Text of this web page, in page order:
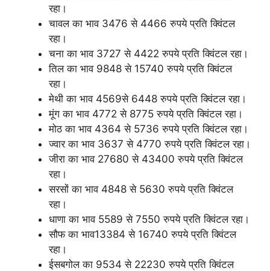
रहा।
चावल का भाव 3476 से 4466 रुपये प्रति क्विंटल
रहा।
चना का भाव 3727 से 4422 रुपये प्रति क्विंटल रहा।
तिल का भाव 9848 से 15740 रुपये प्रति क्विंटल
रहा।
मेथी का भाव 4569से 6448 रुपये प्रति क्विंटल रहा।
मूंग का भाव 4772 से 8775 रुपये प्रति क्विंटल रहा।
मोठ का भाव 4364 से 5736 रुपये प्रति क्विंटल रहा।
ज्वार का भाव 3637 से 4770 रुपये प्रति क्विंटल रहा।
जीरा का भाव 27680 से 43400 रुपये प्रति क्विंटल
रहा।
सरसों का भाव 4848 से 5630 रुपये प्रति क्विंटल
रहा।
धाणा का भाव 5589 से 7550 रुपये प्रति क्विंटल रहा।
सौफ का भाव13384 से 16740 रुपये प्रति क्विंटल
रहा।
ईसबगोल का 9534 से 22230 रुपये प्रति क्विंटल